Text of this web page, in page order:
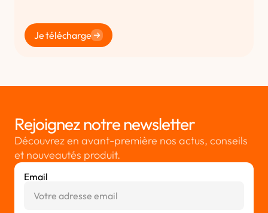
Je télécharge
Rejoignez notre newsletter
Découvrez en avant-première nos actus, conseils
et nouveautés produit.
Email